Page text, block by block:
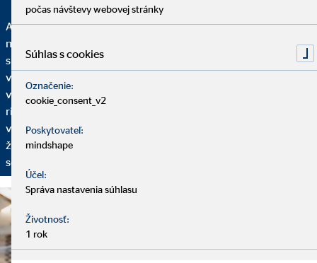
Analýza, finančné riešenie a servis – to sú základné kamene
našich služieb. Začíname analytickým rozhovorom, pri ktorom
si vyhradíme dostatok času na to, aby sme vás spoznali: Aká je
vaša finančná situácia? Máte už plány do budúcnosti? Aké sú
vaše želania a ciele? Na základe toho vám ponúkneme finančné
riešenie nastavené na vaše individuálne požiadavky. Aby sme
vaše finančné plány mohli prispôsobovať vašim aktuálnym
životným okolnostiam, pravidelne sa budeme stretávať na
servisných rozhovoroch.
počas návštevy webovej stránky
Súhlas s cookies
Označenie:
cookie_consent_v2
Poskytovateľ:
mindshape
Účel:
Správa nastavenia súhlasu
Životnosť:
1 rok